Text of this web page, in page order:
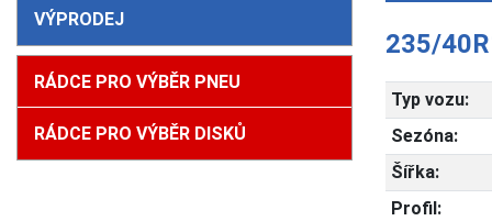
VÝPRODEJ
RÁDCE PRO VÝBĚR PNEU
RÁDCE PRO VÝBĚR DISKŮ
235/
Typ vozu:
Sezóna:
Šířka:
Profil: